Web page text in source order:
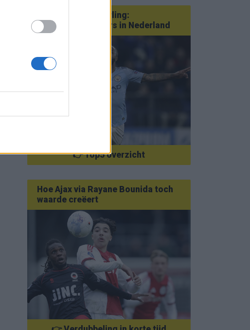
Van Götze tot Sterling:
statementtransfers in Nederland
👉 Top5 overzicht
Hoe Ajax via Rayane Bounida toch
waarde creëert